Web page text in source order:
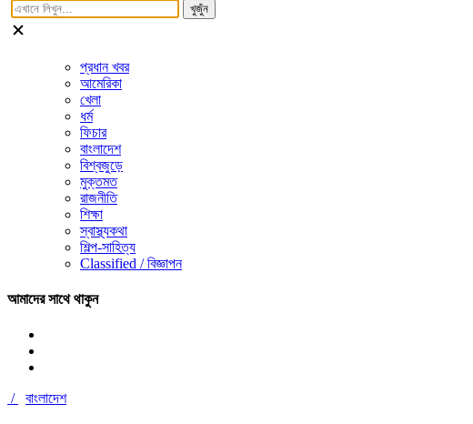
খুজুঁন
প্রধান খবর
আমেরিকা
খেলা
ধর্ম
ফিচার
বাংলাদেশ
বিশ্বজুড়ে
মুক্তমত
রাজনীতি
শিক্ষা
স্বাস্থ্যকথা
শিল্প-সাহিত্য
Classified / বিজ্ঞাপন
আমাদের সাথে থাকুন
/ বাংলাদেশ